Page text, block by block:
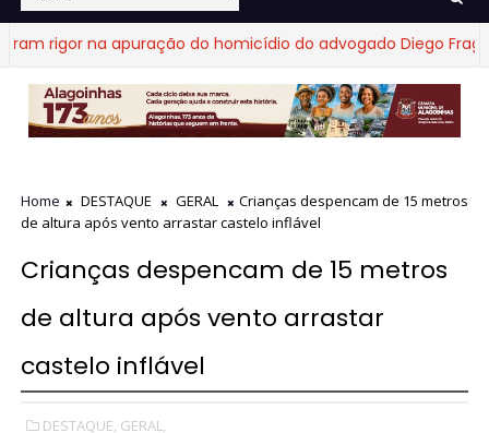
rigor na apuração do homicídio do advogado Diego Fraga de
Home DESTAQUE GERAL
Crianças despencam de 15 metros
de altura após vento arrastar castelo inflável
Crianças despencam de 15 metros
de altura após vento arrastar
castelo inflável
DESTAQUE, GERAL,